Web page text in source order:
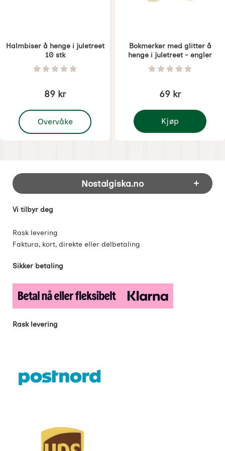
Halmbiser å henge i juletreet
10 stk
Varenummer 1287Vurdering: 0 Stjerne av 5
89 kr
Overvåke
, Halmbiser å henge i juletreet 10 stk
Bokmerker med glitter å
henge i juletreet - engler
Varenummer 1290Vurdering: 0
69 kr
Kjøp
Bokmerker med
Footer-innhold Blandet informasjon og
Nostalgiska.no
Vi tilbyr deg
Rask levering
Faktura, kort, direkte eller delbetaling
Sikker betaling
Rask levering